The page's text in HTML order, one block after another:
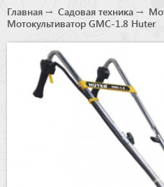
Купить
сейчас
Бренды
Главная Садовая техника
Мотокультиватор GMC-1.8 Huter